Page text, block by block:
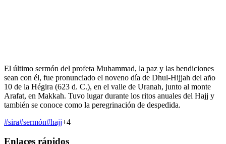
El último sermón del profeta Muhammad, la paz y las bendiciones
sean con él, fue pronunciado el noveno día de Dhul-Hijjah del año
10 de la Hégira (623 d. C.), en el valle de Uranah, junto al monte
Arafat, en Makkah. Tuvo lugar durante los ritos anuales del Hajj y
también se conoce como la peregrinación de despedida.
#sira#sermón#hajj+4
Enlaces rápidos